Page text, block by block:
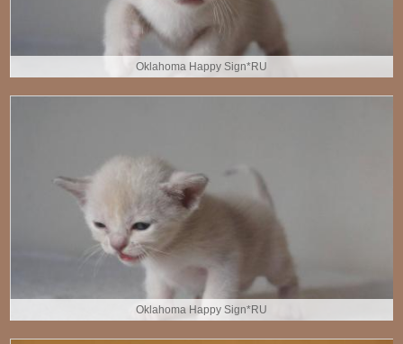
Oklahoma Happy Sign*RU
Oklahoma Happy Sign*RU